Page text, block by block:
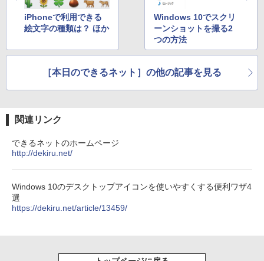
iPhoneで利用できる
絵文字の種類は？ ほか
Windows 10でスクリ
ーンショットを撮る2
つの方法
［本日のできるネット］の他の記事を見る
関連リンク
できるネットのホームページ
http://dekiru.net/
Windows 10のデスクトップアイコンを使いやすくする便利ワザ4
選
https://dekiru.net/article/13459/